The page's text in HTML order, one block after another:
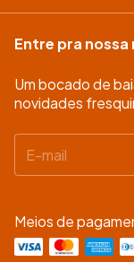
Entre pra nossa
Um bocado de
novidades
Meios de